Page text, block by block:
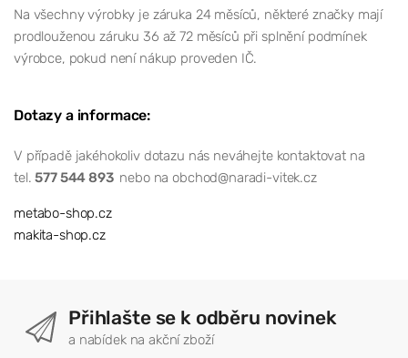
Na všechny výrobky je záruka 24 měsíců, některé značky mají
prodlouženou záruku 36 až 72 měsíců při splnění podmínek
výrobce, pokud není nákup proveden IČ.
Dotazy a informace:
V případě jakéhokoliv dotazu nás neváhejte kontaktovat na
tel.577 544 893 nebo na obchod@naradi-vitek.cz
metabo-shop.cz
makita-shop.cz
Přihlašte se k odběru novinek
a nabídek na akční zboží